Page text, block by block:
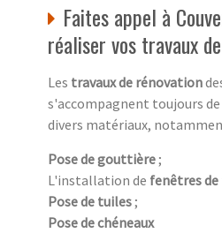
Faites appel à
réaliser vos travaux
Les travaux de rénovation
s'accompagnent toujours
divers matériaux,
Pose de gouttière;
L'installation de fenêtres
Pose de tuiles;
Pose de chéneaux